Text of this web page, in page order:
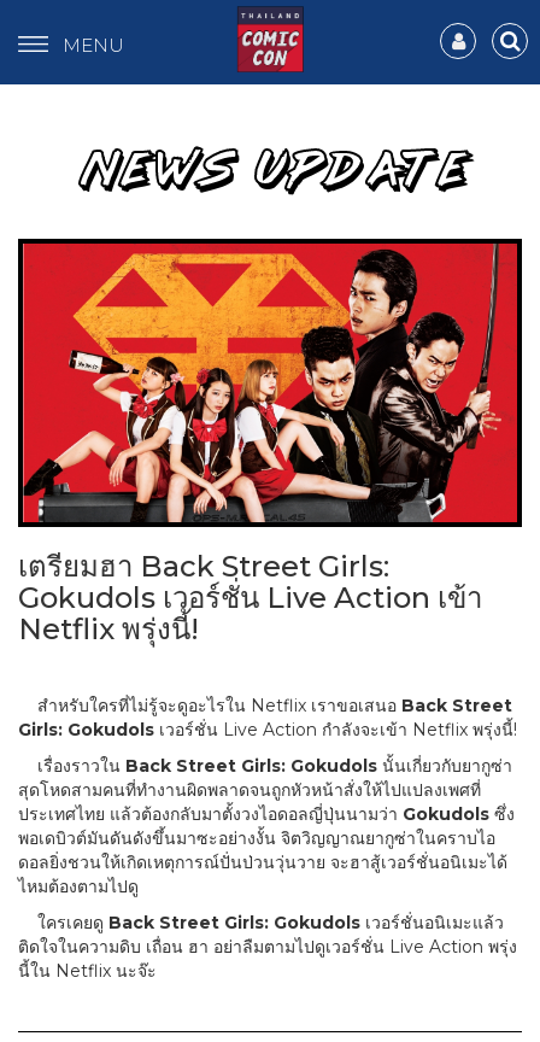
MENU
NEWS UPDATE
เตรียมฮา Back Street Girls:
Gokudols เวอร์ชั่น Live Action เข้า
Netflix พรุ่งนี้!
สำหรับใครที่ไม่รู้จะดูอะไรใน Netflix เราขอเสนอ Back Street
Girls: Gokudols เวอร์ชั่น Live Action กำลังจะเข้า Netflix พรุ่งนี้!
เรื่องราวใน Back Street Girls: Gokudols นั้นเกี่ยวกับยากูซ่า
สุดโหดสามคนที่ทำงานผิดพลาดจนถูกหัวหน้าสั่งให้ไปแปลงเพศที่
ประเทศไทย แล้วต้องกลับมาตั้งวงไอดอลญี่ปุ่นนามว่า Gokudols ซึ่ง
พอเดบิวต์มันดันดังขึ้นมาซะอย่างงั้น จิตวิญญาณยากูซ่าในคราบไอ
ดอลยิ่งชวนให้เกิดเหตุการณ์ปั่นป่วนวุ่นวาย จะฮาสู้เวอร์ชั่นอนิเมะได้
ไหมต้องตามไปดู
ใครเคยดู Back Street Girls: Gokudols เวอร์ชั่นอนิเมะแล้ว
ติดใจในความดิบ เถื่อน ฮา อย่าลืมตามไปดูเวอร์ชั่น Live Action พรุ่ง
นี้ใน Netflix นะจ๊ะ